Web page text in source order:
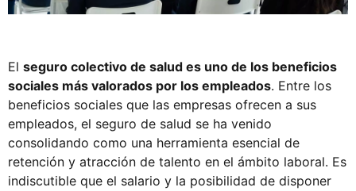
El seguro colectivo de salud es uno de los beneficios
sociales más valorados por los empleados. Entre los
beneficios sociales que las empresas ofrecen a sus
empleados, el seguro de salud se ha venido
consolidando como una herramienta esencial de
retención y atracción de talento en el ámbito laboral. Es
indiscutible que el salario y la posibilidad de disponer